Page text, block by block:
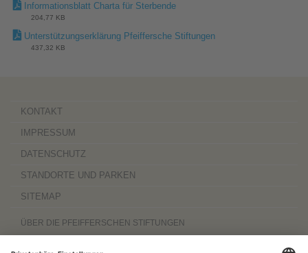
Informationsblatt Charta für Sterbende
204,77 KB
Unterstützungserklärung Pfeiffersche Stiftungen
437,32 KB
KONTAKT
IMPRESSUM
DATENSCHUTZ
STANDORTE UND PARKEN
SITEMAP
ÜBER DIE PFEIFFERSCHEN STIFTUNGEN